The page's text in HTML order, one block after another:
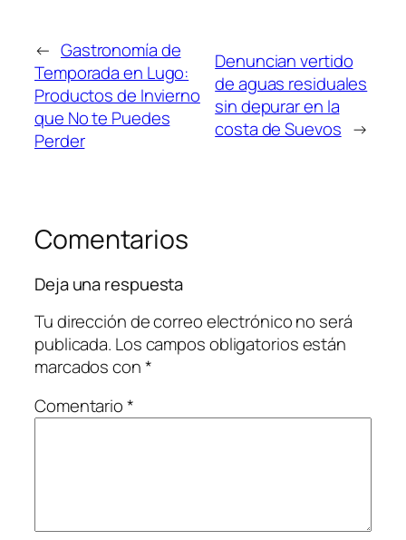
← Gastronomía de
Temporada en Lugo:
Productos de Invierno
que No te Puedes
Perder
Denuncian vertido
de aguas residuales
sin depurar en la
costa de Suevos →
Comentarios
Deja una respuesta
Tu dirección de correo electrónico no será
publicada. Los campos obligatorios están
marcados con*
Comentario*